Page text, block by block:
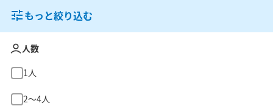
もっと絞り込む
人数
1人
2〜4人